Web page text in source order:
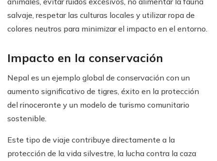
salvaje, respetar las culturas locales y utilizar ropa de
colores neutros para minimizar el impacto en el entorno.
Impacto en la conservación
Nepal es un ejemplo global de conservación con un
aumento significativo de tigres, éxito en la protección
del rinoceronte y un modelo de turismo comunitario
sostenible.
Este tipo de viaje contribuye directamente a la
protección de la vida silvestre, la lucha contra la caza